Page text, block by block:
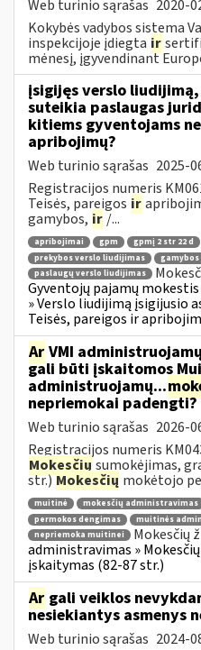
Web turinio sąrašas 2020-
Kokybės vadybos sistema
inspekcijoje įdiegta ir
mėnesį, įgyvendinant
įsigijęs verslo
suteikia paslaugas
kitiems gyventojams
apribojimų?
Web turinio sąrašas 2025-
Registracijos numeris
Teisės, pareigos ir
gamybos, ir /...
apribojimai gpm gpmį 2 str 22 d
prekybos verslo liudijimas
paslaugų verslo liudijimas
Gyventojų pajamų
» Verslo liudijimą įsigijusio
Teisės, pareigos ir
Ar VMI administruojamų
gali būti įskaitomos
administruojamų...
nepriemokai padengti?
Web turinio sąrašas 2026-
Registracijos numeris
Mokesčių sumokėjimas,
str.)Mokesčių mokėtojo
muitinė mokesčių administravimas
permokos dengimas
muitinės
nepriemoka muitinei
Mokesčių
administravimas »
įskaitymas (82-87 str.)
Ar gali veiklos
nesiekiantys asmenys
Web turinio sąrašas 2024-